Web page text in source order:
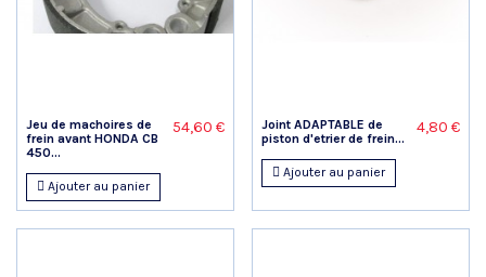
Jeu de machoires de
frein avant HONDA CB
450...
54,60 €
Ajouter au panier
Joint ADAPTABLE de
piston d'etrier de frein...
4,80 €
Ajouter au panier